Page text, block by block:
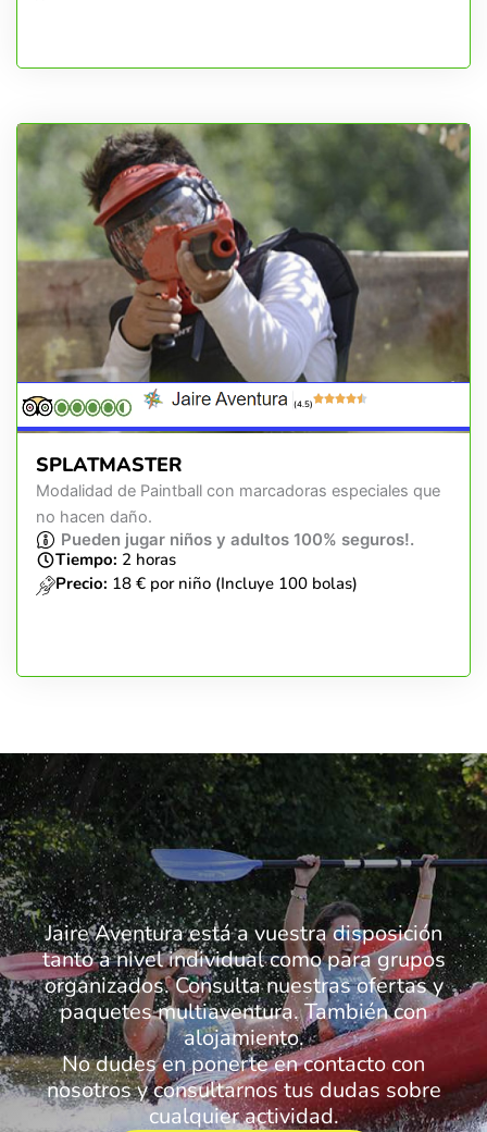
(4.5)
SPLATMASTER
Modalidad de Paintball con marcadoras especiales que
no hacen daño.
Pueden jugar niños y adultos 100% seguros!.
Tiempo: 2 horas
Precio: 18 € por niño (Incluye 100 bolas)
Jaire Aventura está a vuestra disposición
tanto a nivel individual como para grupos
organizados. Consulta nuestras ofertas y
paquetes multiaventura. También con
alojamiento.
No dudes en ponerte en contacto con
nosotros y consultarnos tus dudas sobre
cualquier actividad.